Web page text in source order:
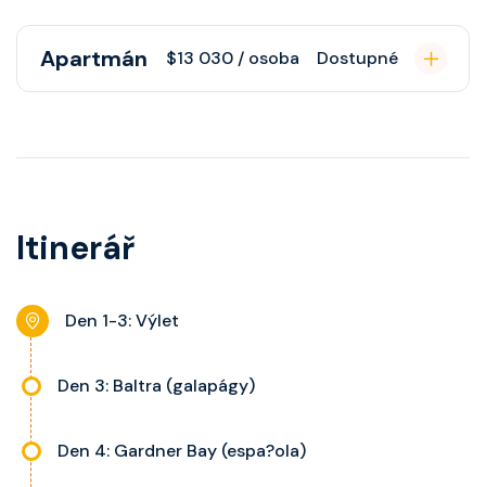
Apartmán $13 030 / osoba Dostupné
pohovku či více ložnicí podle
nastavitelnou klimatizaci,
noční stolky, trezor a balkon s
výhledem, velikost kajuty a balkonu
Itinerář
Den 1-3: Výlet
Den 3: Baltra (galapágy)
Den 4: Gardner Bay (espa?ola)